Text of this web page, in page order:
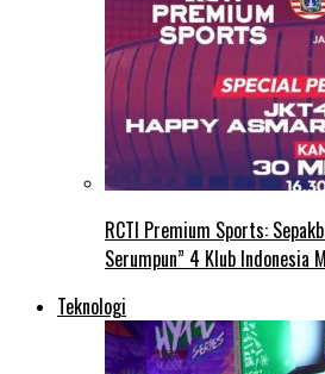
RCTI Premium Sports:
Serumpun” 4 Klub Indonesia
Teknologi